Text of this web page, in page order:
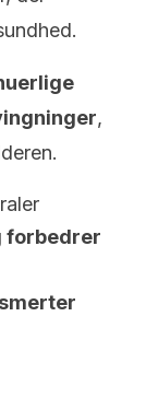
,
forbedrer